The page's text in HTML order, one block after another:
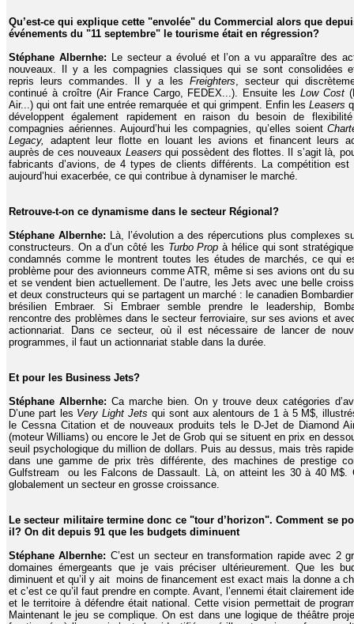
Qu’est-ce qui explique cette "envolée" du Commercial alors que
événements du "11 septembre" le tourisme était en régression?
Stéphane Albernhe: Le secteur a évolué et l’on a vu apparaître des
nouveaux. Il y a les compagnies classiques qui se sont consolidées
repris leurs commandes. Il y a les Freighters, secteur qui
continué à croître (Air France Cargo, FEDEX...). Ensuite lesLow Cost
Air...) qui ont fait une entrée remarquée et qui grimpent. Enfin les Leasers
développent également rapidement en raison du besoin de
compagnies aériennes. Aujourd’hui les compagnies, qu’elles soient
Legacy,
adaptent leur flotte en louant les avions et financent leurs
auprès de ces nouveaux Leasers qui possèdent des flottes. Il s’agit là,
fabricants d’avions, de 4 types de clients différents. La compétition est
aujourd’hui exacerbée, ce qui contribue à dynamiser le marché.
Retrouve-t-on ce dynamisme dans le secteur Régional?
Stéphane Albernhe: Là, l’évolution a des répercutions plus complexes
constructeurs. On a d’un côté les Turbo Prop à hélice qui sont
condamnés comme le montrent toutes les études de marchés, ce qui
problème pour des avionneurs comme ATR, même si ses avions ont du
et se vendent bien actuellement. De l’autre, les Jets avec une belle
et deux constructeurs qui se partagent un marché : le canadien
brésilien Embraer. Si Embraer semble prendre le leadership,
rencontre des problèmes dans le secteur ferroviaire, sur ses avions et
actionnariat. Dans ce secteur, où il est nécessaire de lancer de
programmes, il faut un actionnariat stable dans la durée.
Et pour les Business Jets?
Stéphane Albernhe: Ca marche bien. On y trouve deux catégories
D’une part les Very Light Jets qui sont aux alentours de 1 à 5 M$,
le Cessna Citation et de nouveaux produits tels le D-Jet de Diamond
(moteur Williams) ou encore le Jet de Grob qui se situent en prix en
seuil psychologique du million de dollars. Puis au dessus, mais très
dans une gamme de prix très différente, des machines de prestige
Gulfstream ou les Falcons de Dassault. Là, on atteint les 30 à 40 M$.
globalement un secteur en grosse croissance.
Le secteur militaire termine donc ce "tour d’horizon". Comment se
il? On dit depuis 91 que les budgets diminuent
Stéphane Albernhe: C’est un secteur en transformation rapide avec 2
domaines émergeants que je vais préciser ultérieurement. Que les
diminuent et qu’il y ait moins de financement est exact mais la donne a
et c’est ce qu’il faut prendre en compte. Avant, l’ennemi était clairement
et le territoire à défendre était national. Cette vision permettait de
Maintenant le jeu se complique. On est dans une logique de théâtre